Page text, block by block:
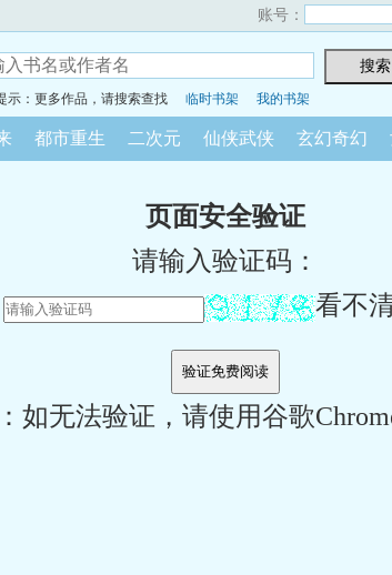
账号：
示：更多作品，请搜索查找 临时书架 我的书架
都市重生 二次元 仙侠武侠 玄幻奇幻
页面安全验证
请输入验证码：
看不
如无法验证，请使用谷歌